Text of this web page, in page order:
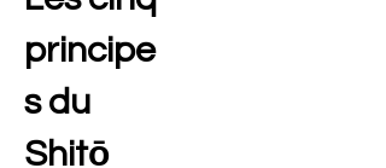
principe
s du
Shitō